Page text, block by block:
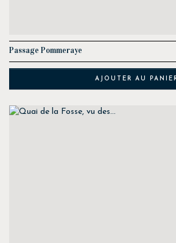
AJOUTER AU
Passage Pommeraye